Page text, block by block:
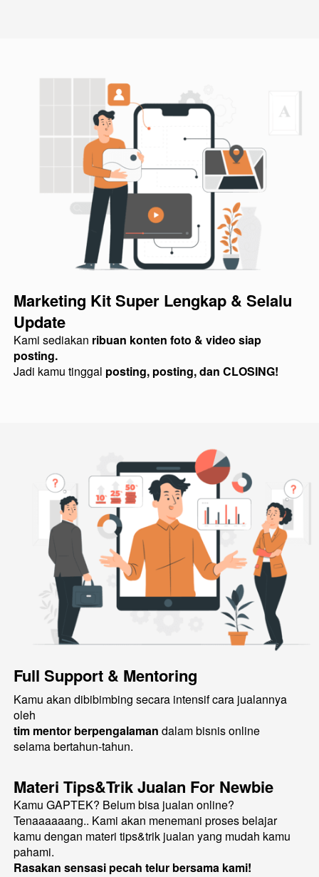
Marketing Kit Super Lengkap & Selalu
Update
Kami sediakan ribuan konten foto & video siap
posting.
Jadi kamu tinggal posting, posting, dan CLOSING!
Full Support & Mentoring
Kamu akan dibibimbing secara intensif cara jualannya
oleh
tim mentor berpengalaman dalam bisnis online
selama bertahun-tahun.
Materi Tips&Trik Jualan For Newbie
Kamu GAPTEK? Belum bisa jualan online?
Tenaaaaaang.. Kami akan menemani proses belajar
kamu dengan materi tips&trik jualan yang mudah kamu
pahami.
Rasakan sensasi pecah telur bersama kami!